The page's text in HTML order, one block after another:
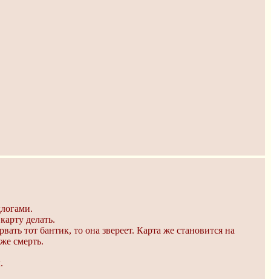
делать.
тот бантик, то она звереет. Карта же становится на
смерть.